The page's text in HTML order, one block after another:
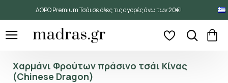
ΔΩΡΟ Premium Τσάι σε όλες τις αγορές άνω των 20€!
Χαρμάνι Φρούτων πράσινο τσάι Κίνας
(Chinese Dragon)